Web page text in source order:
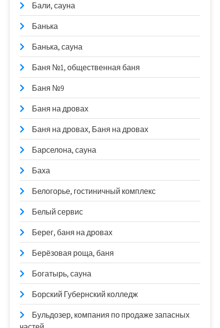
Бали, сауна
Банька
Банька, сауна
Баня №1, общественная баня
Баня №9
Баня на дровах
Баня на дровах, Баня на дровах
Барселона, сауна
Баха
Белогорье, гостиничный комплекс
Белый сервис
Берег, баня на дровах
Берёзовая роща, баня
Богатырь, сауна
Борский Губернский колледж
Бульдозер, компания по продаже запасных